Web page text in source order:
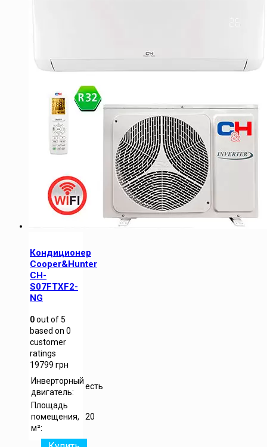
Кондиционер
Cooper&Hunter
CH-
S07FTXF2-
NG
0out of5
based on 0
customer
ratings
19799 грн
Инверторный
двигатель:
есть
Площадь
помещения,
м²:
20